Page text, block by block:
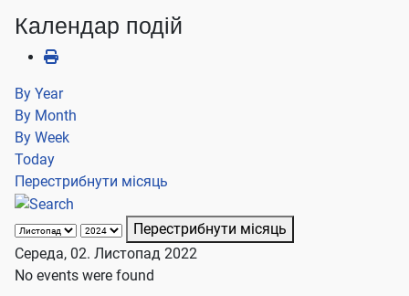
Календар подій
By Year
By Month
By Week
Today
Перестрибнути місяць
Перестрибнути місяць
Середа, 02. Листопад 2022
No events were found